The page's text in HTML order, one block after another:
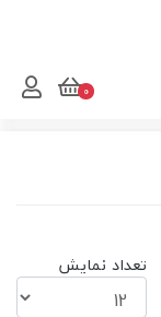
تعداد نمایش
0